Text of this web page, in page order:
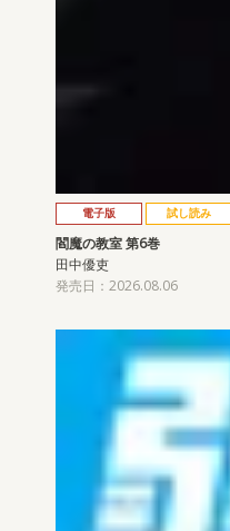
電子版 試し読み
閻魔の教室 第6巻
田中優吏
発売日：2026.08.06